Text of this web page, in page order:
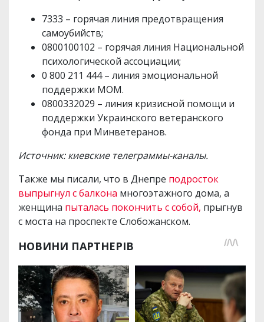
7333 – горячая линия предотвращения
самоубийств;
0800100102 – горячая линия Национальной
психологической ассоциации;
0 800 211 444 – линия эмоциональной
поддержки МОМ.
0800332029 – линия кризисной помощи и
поддержки Украинского ветеранского
фонда при Минветеранов.
Источник: киевские телеграммы-каналы.
Также мы писали, что в Днепре подросток
выпрыгнул с балкона многоэтажного дома, а
женщина пыталась покончить с собой, прыгнув
с моста на проспекте Слобожанском.